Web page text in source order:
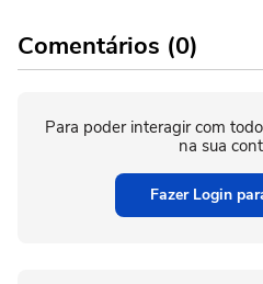
Comentários (0)
Para poder interagir com
na sua
Fazer Login